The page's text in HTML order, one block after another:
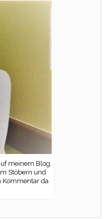
meinem Blog.
Stöbern und
Kommentar da